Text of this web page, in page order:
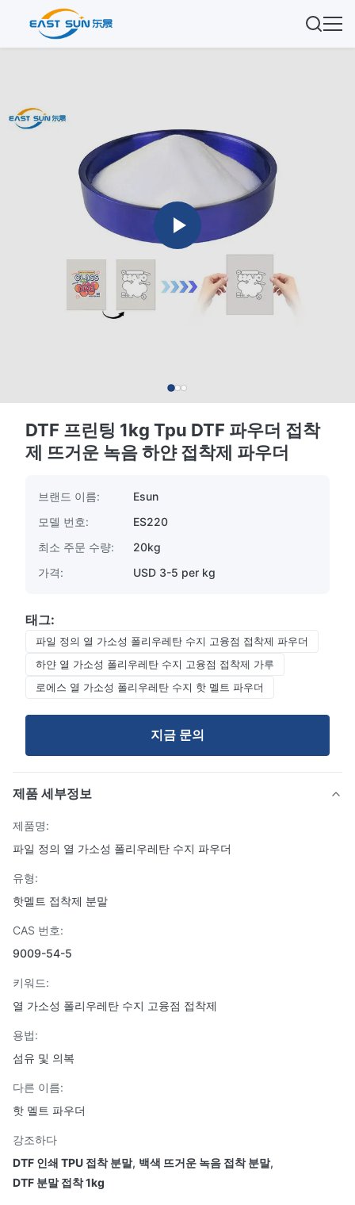
DTF 프린팅 1kg Tpu DTF 파우더 접착
제 뜨거운 녹음 하얀 접착제 파우더
브랜드 이름:
Esun
모델 번호:
ES220
최소 주문 수량:
20kg
가격:
USD 3-5 per kg
태그:
파일 정의 열 가소성 폴리우레탄 수지 고융점 접착제 파우더
하얀 열 가소성 폴리우레탄 수지 고융점 접착제 가루
로에스 열 가소성 폴리우레탄 수지 핫 멜트 파우더
지금 문의
제품 세부정보
제품명:
파일 정의 열 가소성 폴리우레탄 수지 파우더
유형:
핫멜트 접착제 분말
CAS 번호:
9009-54-5
키워드:
열 가소성 폴리우레탄 수지 고융점 접착제
용법:
섬유 및 의복
다른 이름:
핫 멜트 파우더
강조하다
DTF 인쇄 TPU 접착 분말, 백색 뜨거운 녹음 접착 분말,
DTF 분말 접착 1kg